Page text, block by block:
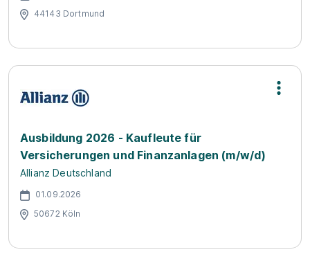
44143 Dortmund
Ausbildung 2026 - Kaufleute für
Versicherungen und Finanzanlagen (m/w/d)
Allianz Deutschland
01.09.2026
50672 Köln